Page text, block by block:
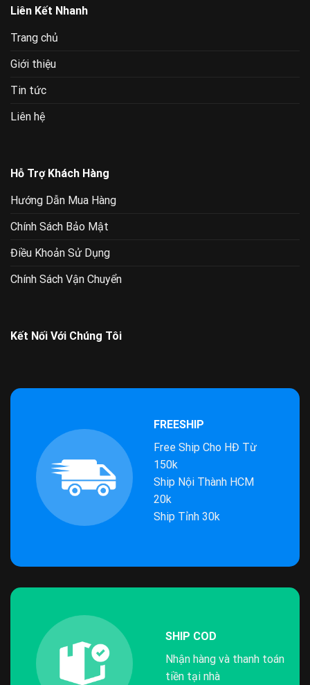
Liên Kết Nhanh
Trang chủ
Giới thiệu
Tin tức
Liên hệ
Hỗ Trợ Khách Hàng
Hướng Dẫn Mua Hàng
Chính Sách Bảo Mật
Điều Khoản Sử Dụng
Chính Sách Vận Chuyển
Kết Nối Với Chúng Tôi
FREESHIP
Free Ship Cho HĐ Từ
150k
Ship Nội Thành HCM
20k
Ship Tỉnh 30k
SHIP COD
Nhận hàng và thanh toán
tiền tại nhà